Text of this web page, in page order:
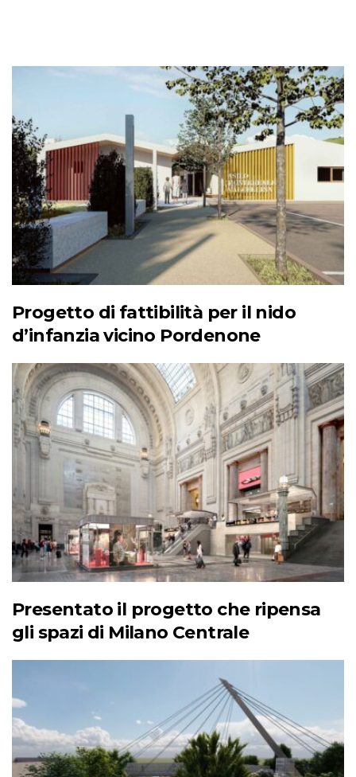
Progetto di fattibilità per il nido
d’infanzia vicino Pordenone
Presentato il progetto che ripensa
gli spazi di Milano Centrale